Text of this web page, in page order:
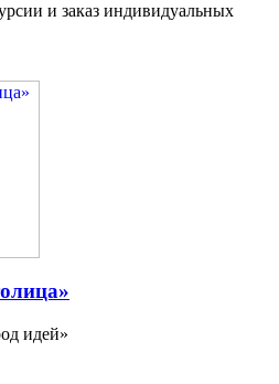
и заказ индивидуальных
идей»